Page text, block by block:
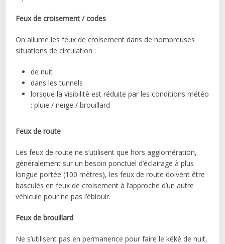
Feux de croisement / codes
On allume les feux de croisement dans de nombreuses
situations de circulation :
de nuit
dans les tunnels
lorsque la visibilité est réduite par les conditions météo
: pluie / neige / brouillard
Feux de route
Les feux de route ne s’utilisent que hors agglomération,
généralement sur un besoin ponctuel d’éclairage à plus
longue portée (100 mètres), les feux de route doivent être
basculés en feux de croisement à l’approche d’un autre
véhicule pour ne pas l’éblouir.
Feux de brouillard
Ne s’utilisent pas en permanence pour faire le kéké de nuit,